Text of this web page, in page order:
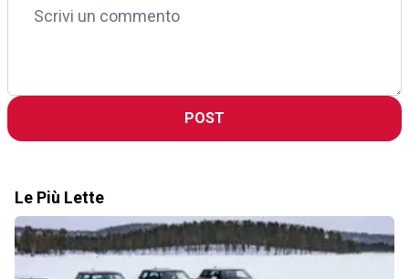
POST
Le Più Lette